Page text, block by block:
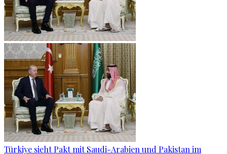
Türkiye sieht Pakt mit Saudi-Arabien und Pakistan im